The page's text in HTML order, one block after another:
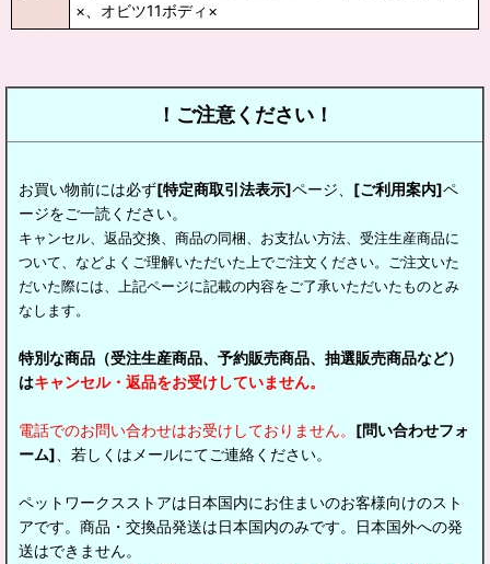
×、オビツ11ボディ×
！ご注意ください！
お買い物前には必ず[特定商取引法表示]ページ、 [ご利用案内]ペ
ージをご一読ください。
キャンセル、返品交換、商品の同梱、お支払い方法、受注生産商品に
ついて、などよくご理解いただいた上でご注文ください。ご注文いた
だいた際には、上記ページに記載の内容をご了承いただいたものとみ
なします。
特別な商品（受注生産商品、予約販売商品、抽選販売商品など）
はキャンセル・返品をお受けしていません。
電話でのお問い合わせはお受けしておりません。 [問い合わせフォ
ーム] 、若しくはメールにてご連絡ください。
ペットワークスストアは日本国内にお住まいのお客様向けのスト
アです。商品・交換品発送は日本国内のみです。日本国外への発
送はできません。